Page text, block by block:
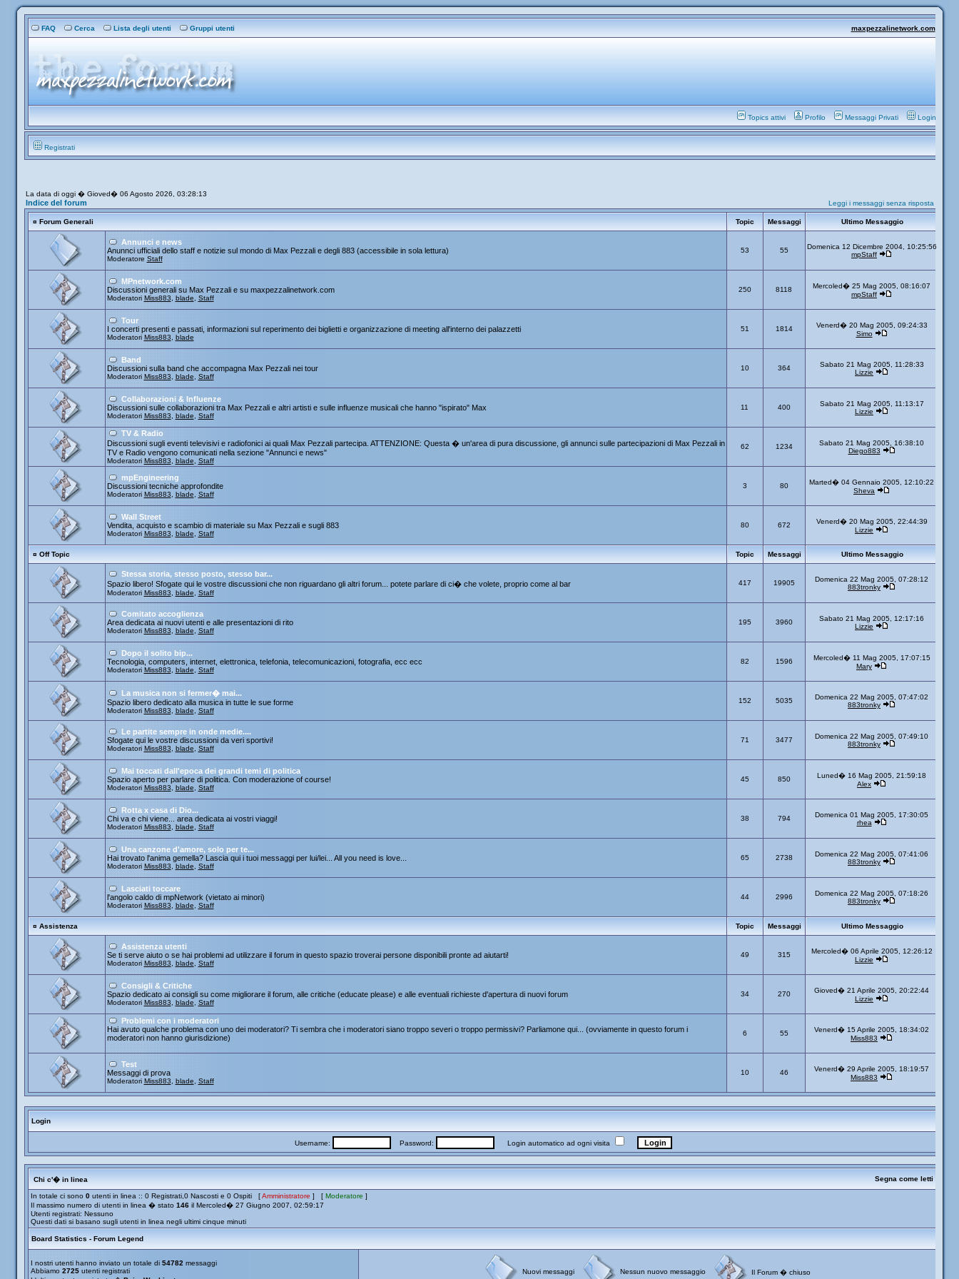
FAQ Cerca Lista degli utenti Gruppi utenti maxpezzalinetwork.com
Topics attivi Profilo Messaggi Privati Login
Registrati
La data di oggi � Gioved� 06 Agosto 2026, 03:28:13
Indice del forum Leggi i messaggi senza risposta
¤ Forum Generali Topic Messaggi Ultimo Messaggio
Annunci e news
Anunnci ufficiali dello staff e notizie sul mondo di Max Pezzali e degli 883 (accessibile in sola lettura)
Moderatore Staff
53 55
Domenica 12 Dicembre 2004, 10:25:56
mpStaff
MPnetwork.com
Discussioni generali su Max Pezzali e su maxpezzalinetwork.com
Moderatori Miss883 blade Staff
250 8118
Mercoled� 25 Mag 2005, 08:16:07
mpStaff
Tour
I concerti presenti e passati, informazioni sul reperimento dei biglietti e organizzazione di meeting all'interno dei palazzetti
Moderatori Miss883 blade
51 1814
Venerd� 20 Mag 2005, 09:24:33
Simo
Band
Discussioni sulla band che accompagna Max Pezzali nei tour
Moderatori Miss883 blade Staff
10 364
Sabato 21 Mag 2005, 11:28:33
Lizzie
Collaborazioni & Influenze
Discussioni sulle collaborazioni tra Max Pezzali e altri artisti e sulle influenze musicali che hanno "ispirato" Max
Moderatori Miss883 blade Staff
11 400
Sabato 21 Mag 2005, 11:13:17
Lizzie
TV & Radio
Discussioni sugli eventi televisivi e radiofonici ai quali Max Pezzali partecipa. ATTENZIONE: Questa � un'area di pura discussione, gli annunci sulle partecipazioni di Max Pezzali in
TV e Radio vengono comunicati nella sezione "Annunci e news"
Moderatori Miss883 blade Staff
62 1234
Sabato 21 Mag 2005, 16:38:10
Diego883
mpEngineering
Discussioni tecniche approfondite
Moderatori Miss883 blade Staff
3 80
Marted� 04 Gennaio 2005, 12:10:22
Sheva
Wall Street
Vendita, acquisto e scambio di materiale su Max Pezzali e sugli 883
Moderatori Miss883 blade Staff
80 672
Venerd� 20 Mag 2005, 22:44:39
Lizzie
¤ Off Topic Topic Messaggi Ultimo Messaggio
Stessa storia, stesso posto, stesso bar...
Spazio libero! Sfogate qui le vostre discussioni che non riguardano gli altri forum... potete parlare di ci� che volete, proprio come al bar
Moderatori Miss883 blade Staff
417 19905
Domenica 22 Mag 2005, 07:28:12
883tronky
Comitato accoglienza
Area dedicata ai nuovi utenti e alle presentazioni di rito
Moderatori Miss883 blade Staff
195 3960
Sabato 21 Mag 2005, 12:17:16
Lizzie
Dopo il solito bip...
Tecnologia, computers, internet, elettronica, telefonia, telecomunicazioni, fotografia, ecc ecc
Moderatori Miss883 blade Staff
82 1596
Mercoled� 11 Mag 2005, 17:07:15
Mary
La musica non si fermer� mai...
Spazio libero dedicato alla musica in tutte le sue forme
Moderatori Miss883 blade Staff
152 5035
Domenica 22 Mag 2005, 07:47:02
883tronky
Le partite sempre in onde medie....
Sfogate qui le vostre discussioni da veri sportivi!
Moderatori Miss883 blade Staff
71 3477
Domenica 22 Mag 2005, 07:49:10
883tronky
Mai toccati dall'epoca dei grandi temi di politica
Spazio aperto per parlare di politica. Con moderazione of course!
Moderatori Miss883 blade Staff
45 850
Luned� 16 Mag 2005, 21:59:18
Alex
Rotta x casa di Dio...
Chi va e chi viene... area dedicata ai vostri viaggi!
Moderatori Miss883 blade Staff
38 794
Domenica 01 Mag 2005, 17:30:05
rhea
Una canzone d'amore, solo per te...
Hai trovato l'anima gemella? Lascia qui i tuoi messaggi per lui/lei... All you need is love...
Moderatori Miss883 blade Staff
65 2738
Domenica 22 Mag 2005, 07:41:06
883tronky
Lasciati toccare
l'angolo caldo di mpNetwork (vietato ai minori)
Moderatori Miss883 blade Staff
44 2996
Domenica 22 Mag 2005, 07:18:26
883tronky
¤ Assistenza Topic Messaggi Ultimo Messaggio
Assistenza utenti
Se ti serve aiuto o se hai problemi ad utilizzare il forum in questo spazio troverai persone disponibili pronte ad aiutarti!
Moderatori Miss883 blade Staff
49 315
Mercoled� 06 Aprile 2005, 12:26:12
Lizzie
Consigli & Critiche
Spazio dedicato ai consigli su come migliorare il forum, alle critiche (educate please) e alle eventuali richieste d'apertura di nuovi forum
Moderatori Miss883 blade Staff
34 270
Gioved� 21 Aprile 2005, 20:22:44
Lizzie
Problemi con i moderatori
Hai avuto qualche problema con uno dei moderatori? Ti sembra che i moderatori siano troppo severi o troppo permissivi? Parliamone qui... (ovviamente in questo forum i
moderatori non hanno giurisdizione)
6 55
Venerd� 15 Aprile 2005, 18:34:02
Miss883
Test
Messaggi di prova
Moderatori Miss883 blade Staff
10 46
Venerd� 29 Aprile 2005, 18:19:57
Miss883
Login
Username: Password: Login automatico ad ogni visita
Chi c'� in linea Segna come letti
In totale ci sono 0utenti in linea :: 0 Registrati,0 Nascosti e 0 Ospiti [Amministratore ] [ Moderatore ]
Il massimo numero di utenti in linea � stato 146il Mercoled� 27 Giugno 2007, 02:59:17
Utenti registrati: Nessuno
Questi dati si basano sugli utenti in linea negli ultimi cinque minuti
Board Statistics - Forum Legend
I nostri utenti hanno inviato un totale di 54782 messaggi
Abbiamo 2725utenti registrati
Nuovi messaggi Nessun nuovo messaggio Il Forum � chiuso